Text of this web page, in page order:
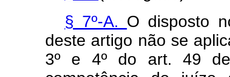
§ 7º-A. O disposto
deste artigo não se
3º e 4º do art. 49